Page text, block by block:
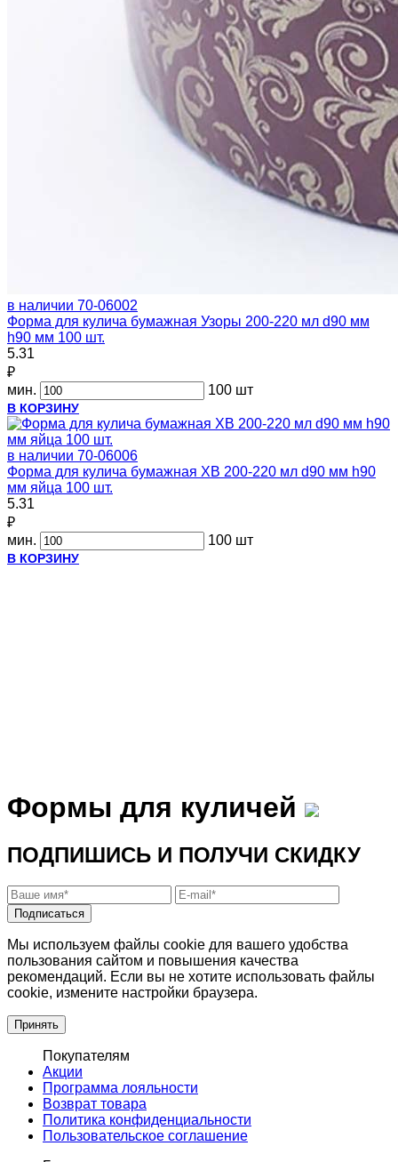
в наличии 70-06002
Форма для кулича бумажная Узоры 200-220 мл d90 мм
h90 мм 100 шт.
5.31
₽
мин.
100 шт
В КОРЗИНУ
в наличии 70-06006
Форма для кулича бумажная ХВ 200-220 мл d90 мм h90
мм яйца 100 шт.
5.31
₽
мин.
100 шт
В КОРЗИНУ
Формы для куличей
ПОДПИШИСЬ И ПОЛУЧИ СКИДКУ
Подписаться
Мы используем файлы cookie для вашего удобства
пользования сайтом и повышения качества
рекомендаций. Если вы не хотите использовать файлы
cookie, измените настройки браузера.
Принять
Покупателям
Акции
Программа лояльности
Возврат товара
Политика конфиденциальности
Пользовательское соглашение